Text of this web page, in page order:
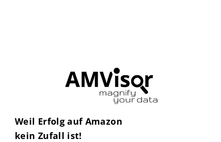
Weil Erfolg auf Amazon
kein Zufall ist!